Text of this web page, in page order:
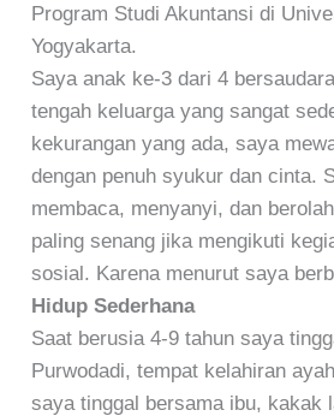
Program Studi Akuntansi di
Yogyakarta.
Saya anak ke-3 dari 4
tengah keluarga yang sangat
kekurangan yang ada, saya
dengan penuh syukur dan cinta.
membaca, menyanyi, dan
paling senang jika mengikuti
sosial. Karena menurut saya
Hidup Sederhana
Saat berusia 4-9 tahun saya
Purwodadi, tempat kelahiran
saya tinggal bersama ibu, kakak